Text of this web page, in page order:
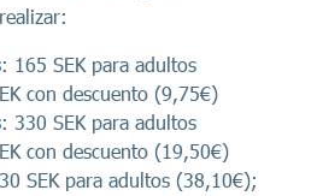
: 165 SEK para adultos
con descuento (9,75€)
: 330 SEK para adultos
con descuento (19,50€)
SEK para adultos (38,10€);